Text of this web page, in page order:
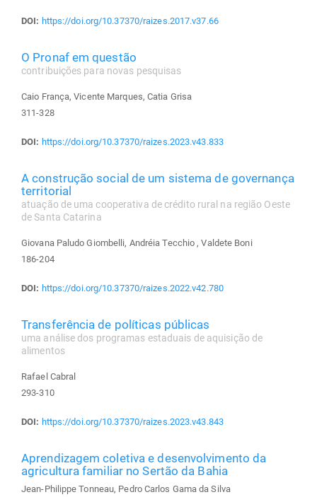
DOI: https://doi.org/10.37370/raizes.2017.v37.66
O Pronaf em questão
contribuições para novas pesquisas
Caio França, Vicente Marques, Catia Grisa
311-328
DOI: https://doi.org/10.37370/raizes.2023.v43.833
A construção social de um sistema de governança
territorial
atuação de uma cooperativa de crédito rural na região Oeste
de Santa Catarina
Giovana Paludo Giombelli, Andréia Tecchio , Valdete Boni
186-204
DOI: https://doi.org/10.37370/raizes.2022.v42.780
Transferência de políticas públicas
uma análise dos programas estaduais de aquisição de
alimentos
Rafael Cabral
293-310
DOI: https://doi.org/10.37370/raizes.2023.v43.843
Aprendizagem coletiva e desenvolvimento da
agricultura familiar no Sertão da Bahia
Jean-Philippe Tonneau, Pedro Carlos Gama da Silva